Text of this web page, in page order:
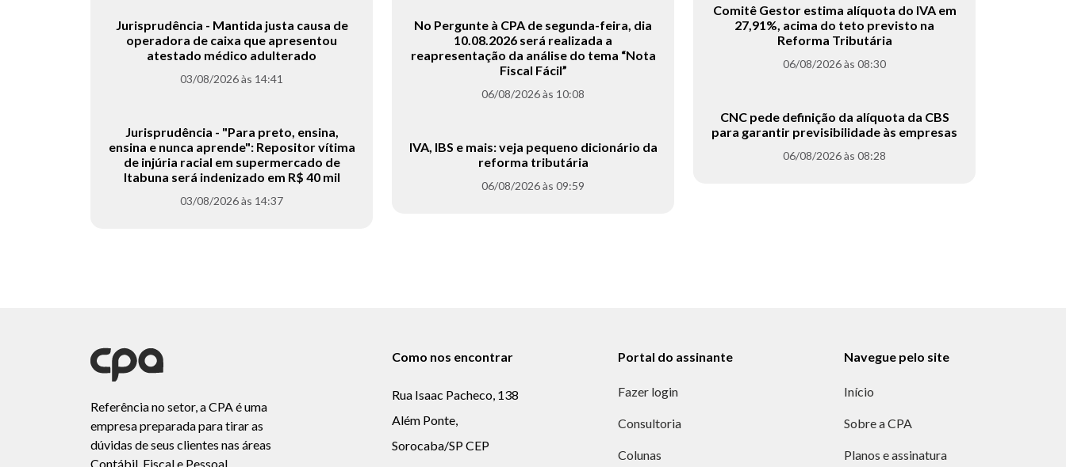
Jurisprudência - Mantida justa causa de
operadora de caixa que apresentou
atestado médico adulterado
03/08/2026 às 14:41
Jurisprudência - "Para preto, ensina,
ensina e nunca aprende": Repositor vítima
de injúria racial em supermercado de
Itabuna será indenizado em R$ 40 mil
03/08/2026 às 14:37
No Pergunte à CPA de segunda-feira, dia
10.08.2026 será realizada a
reapresentação da análise do tema “Nota
Fiscal Fácil”
06/08/2026 às 10:08
IVA, IBS e mais: veja pequeno dicionário da
reforma tributária
06/08/2026 às 09:59
Comitê Gestor estima alíquota do IVA em
27,91%, acima do teto previsto na
Reforma Tributária
06/08/2026 às 08:30
CNC pede definição da alíquota da CBS
para garantir previsibilidade às empresas
06/08/2026 às 08:28
Referência no setor, a CPA é uma
empresa preparada para tirar as
dúvidas de seus clientes nas áreas
Contábil, Fiscal e Pessoal.
Como nos encontrar
Rua Isaac Pacheco, 138
Além Ponte,
Sorocaba/SP CEP
Portal do assinante
Fazer login
Consultoria
Colunas
Navegue pelo site
Início
Sobre a CPA
Planos e assinatura